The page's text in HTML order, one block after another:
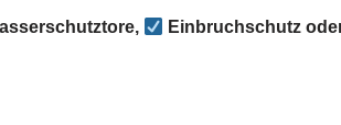
Einbruchschutz